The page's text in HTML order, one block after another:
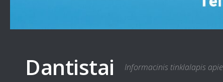
Dantistai Informacinis tinklalapis